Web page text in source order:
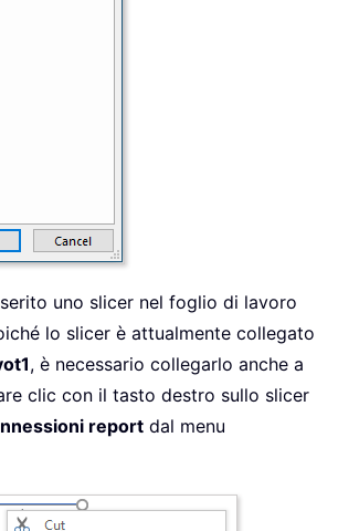
uno slicer nel foglio di lavoro
lo slicer è attualmente collegato
, è necessario collegarlo anche a
clic con il tasto destro sullo slicer
report dal menu